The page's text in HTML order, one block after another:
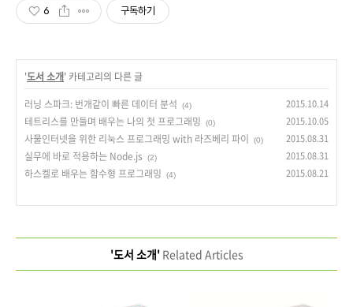
6 구독하기
'도서 소개' 카테고리의 다른 글
러닝 스파크: 번개같이 빠른 데이터 분석
(4) 2015.10.14
테트리스를 만들며 배우는 나의 첫 프로그래밍 (0) 2015.10.05
사물인터넷을 위한 리눅스 프로그래밍 with 라즈베리 파이 (0) 2015.08.31
실무에 바로 적용하는 Node.js (2) 2015.08.31
하스켈로 배우는 함수형 프로그래밍 (4) 2015.08.21
'도서 소개'Related Articles